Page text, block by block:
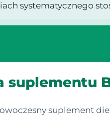
systematycznego
suplementu
suplement